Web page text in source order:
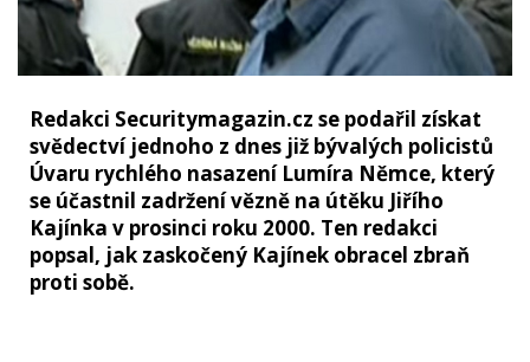
Redakci Securitymagazin.cz se podařil získat
svědectví jednoho z dnes již bývalých policistů
Úvaru rychlého nasazení Lumíra Němce, který
se účastnil zadržení vězně na útěku Jiřího
Kajínka v prosinci roku 2000. Ten redakci
popsal, jak zaskočený Kajínek obracel zbraň
proti sobě.